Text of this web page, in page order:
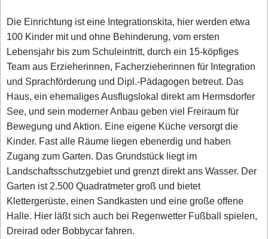
Die Einrichtung ist eine Integrationskita, hier werden etwa
100 Kinder mit und ohne Behinderung, vom ersten
Lebensjahr bis zum Schuleintritt, durch ein 15-köpfiges
Team aus Erzieherinnen, Facherzieherinnen für Integration
und Sprachförderung und Dipl.-Pädagogen betreut. Das
Haus, ein ehemaliges Ausflugslokal direkt am Hermsdorfer
See, und sein moderner Anbau geben viel Freiraum für
Bewegung und Aktion. Eine eigene Küche versorgt die
Kinder. Fast alle Räume liegen ebenerdig und haben
Zugang zum Garten. Das Grundstück liegt im
Landschaftsschutzgebiet und grenzt direkt ans Wasser. Der
Garten ist 2.500 Quadratmeter groß und bietet
Klettergerüste, einen Sandkasten und eine große offene
Halle. Hier läßt sich auch bei Regenwetter Fußball spielen,
Dreirad oder Bobbycar fahren.